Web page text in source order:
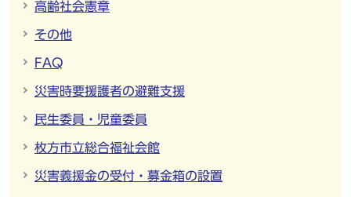
高齢社会憲章
その他
FAQ
災害時要援護者の避難支援
民生委員・児童委員
枚方市立総合福祉会館
災害義援金の受付・募金箱の設置